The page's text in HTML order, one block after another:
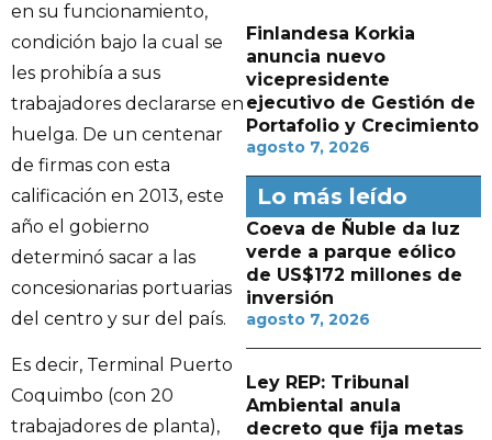
en su funcionamiento,
condición bajo la cual se
les prohibía a sus
trabajadores declararse en
huelga. De un centenar
de firmas con esta
calificación en 2013, este
año el gobierno
determinó sacar a las
concesionarias portuarias
del centro y sur del país.
Es decir, Terminal Puerto
Coquimbo (con 20
trabajadores de planta),
Finlandesa Korkia
anuncia nuevo
vicepresidente
ejecutivo de Gestión de
Portafolio y Crecimiento
agosto 7, 2026
Lo más leído
Coeva de Ñuble da luz
verde a parque eólico
de US$172 millones de
inversión
agosto 7, 2026
Ley REP: Tribunal
Ambiental anula
decreto que fija metas